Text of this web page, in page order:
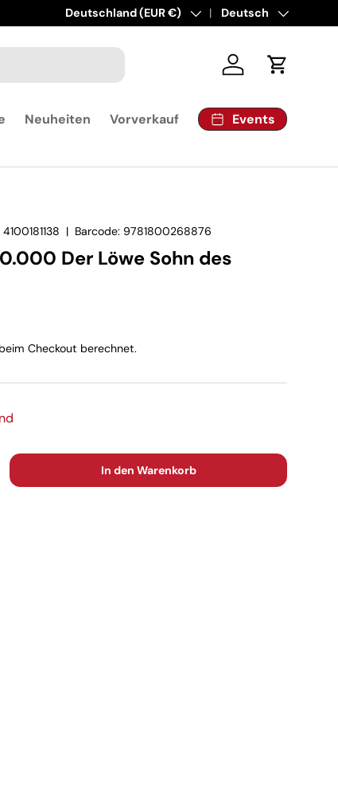
Land/Region
Deutschland (EUR €) SpracheDeutsch
Einloggen
Neuheiten Vorverkauf Events
4100181138 | Barcode: 9781800268876
Der Löwe Sohn des
Checkout berechnet.
In den Warenkorb